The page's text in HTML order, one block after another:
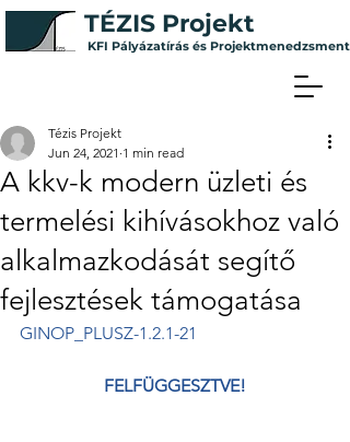
TÉZIS Projekt
KFI Pályázatírás és Projektmenedzsment
A kkv-k modern üzleti és
termelési kihívásokhoz való
alkalmazkodását segítő
fejlesztések támogatása
Tézis Projekt
Jun 24, 2021 1 min read
GINOP_PLUSZ-1.2.1-21
FELFÜGGESZTVE!